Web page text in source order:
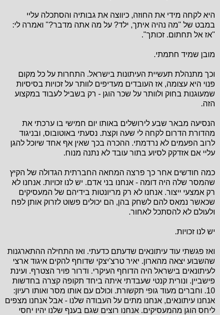
היא לקחה מידי את החוזה, כיווצה את גבותיה והסתכלה עליי
במבט של "מה נהיה איתך, ילד? על מה אתה מדבר?" ואמרה לי:
"אז אל תחתום. זכותך".
מובן שמיד חתמתי.
וכך מתנהלת תעשיית העיתונות בישראל. התחרות על כל מקום
פנוי היא עצומה, אז העובדים מעדיפים לוותר על זכויות בסיסיות
שמעוגנות בחוק ולוותר על שכר הוגן - רק בשביל לעבוד במקצוע
הזה.
הנסיעה מבאר שבע לירושלים באותו יום חמישי בו ערכתי את
מהדורת הדרום לקחה לי שעה וקצת. נסעתי באוטובוס, ובניגוד
לרוב הפעמים לא נרדמתי. ההכרה בכך שאין אף אחד שיוכל להגן
עליי אם אזדקק לסיוע בתור עובד לא נתנה מנוח.
כמה חודשים אחר כך פרצה המחאה החברתית הגדולה של הקיץ
שהמסר שלה היה דומה - אנחנו בני אדם. יש לנו זכויות. אנחנו לא
רק אמצעי ייצור. אנחנו לא רק מריונטות בידיהם של המעסיקים
שכאשר נמאס להם לשחק בהן, הם יכולים פשוט לזרוק אותן לפח
ולעולם לא להסתכל לאחור.
יש לנו זכויות.
ואז פגשתי עוד עיתונאים שדעתם כדעתי. ואז התחילה ההתארגנות
שהשבוע יצאה מהארון. יאיר טרצ'יצקי שדוחף להקים איגוד ארצי
לעיתונאים בישראל היה הדוחף העיקרי. ודרור פויר הצטרף. ועינת
פישביין. ונורית קנטי שעבדתי איתה ביחד תקופה קצרה בחדשות
10. וחברים מעוד גופי תקשורת. וכולם עם אותו מסר ואותו רעיון:
אנחנו עיתונאים, אנחנו מתים על העבודה שלנו - אבל אנחנו מצפים
ליחס הוגן מהמעסיקים. אנחנו רוצים שגם בענף שלנו יהיו יחסי